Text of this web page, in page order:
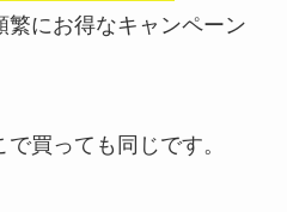
繁にお得なキャンペーン
買っても同じです。